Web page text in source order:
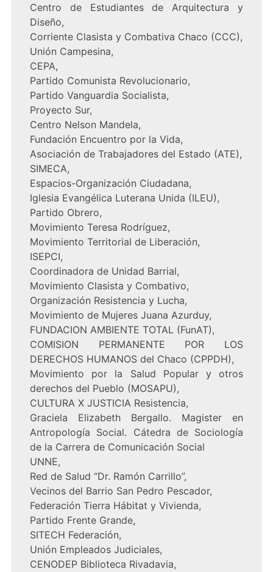
Centro de Estudiantes de Arquitectura y
Diseño,
Corriente Clasista y Combativa Chaco (CCC),
Unión Campesina,
CEPA,
Partido Comunista Revolucionario,
Partido Vanguardia Socialista,
Proyecto Sur,
Centro Nelson Mandela,
Fundación Encuentro por la Vida,
Asociación de Trabajadores del Estado (ATE),
SIMECA,
Espacios-Organización Ciudadana,
Iglesia Evangélica Luterana Unida (ILEU),
Partido Obrero,
Movimiento Teresa Rodríguez,
Movimiento Territorial de Liberación,
ISEPCI,
Coordinadora de Unidad Barrial,
Movimiento Clasista y Combativo,
Organización Resistencia y Lucha,
Movimiento de Mujeres Juana Azurduy,
FUNDACION AMBIENTE TOTAL (FunAT),
COMISION PERMANENTE POR LOS
DERECHOS HUMANOS del Chaco (CPPDH),
Movimiento por la Salud Popular y otros
derechos del Pueblo (MOSAPU),
CULTURA X JUSTICIA Resistencia,
Graciela Elizabeth Bergallo. Magister en
Antropología Social. Cátedra de Sociología
de la Carrera de Comunicación Social
UNNE,
Red de Salud “Dr. Ramón Carrillo”,
Vecinos del Barrio San Pedro Pescador,
Federación Tierra Hábitat y Vivienda,
Partido Frente Grande,
SITECH Federación,
Unión Empleados Judiciales,
CENODEP Biblioteca Rivadavia,